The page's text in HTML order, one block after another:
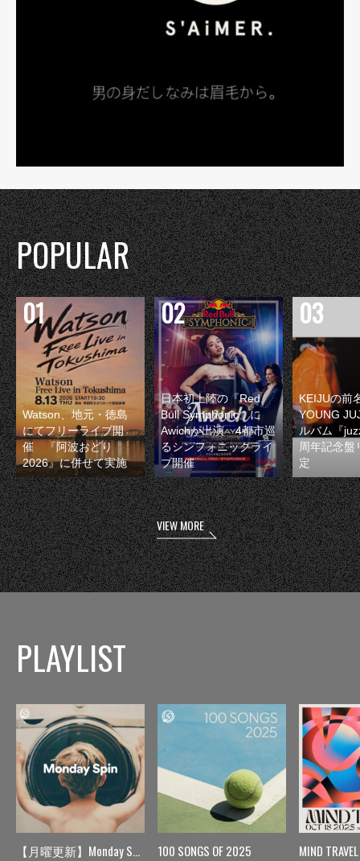
POPULAR
Watson、地元・徳島
にてフリーライブ開
催 『阿波おどり
2026』に併せて実施
日本初上陸の『Red
Bull Symphonic』に
Awichが出演 4都市巡
るシンフォニックライ
ブ開催
KEIJUの前
YOUNG
ルバム『
周年記念盤
定
VIEW MORE
PLAYLIST
【月曜更新】Monday Spin 100 SONGS OF 2025 MIND TRAVEL